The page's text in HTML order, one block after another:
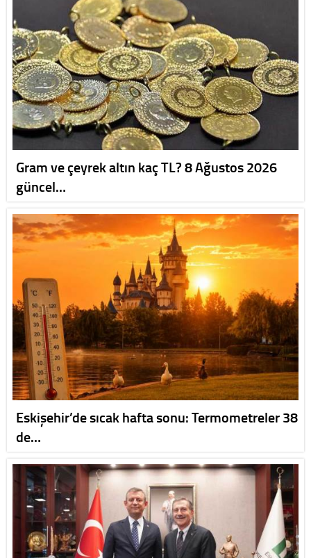
Gram ve çeyrek altın kaç TL? 8 Ağustos 2026
güncel…
Eskişehir’de sıcak hafta sonu: Termometreler 38
de…